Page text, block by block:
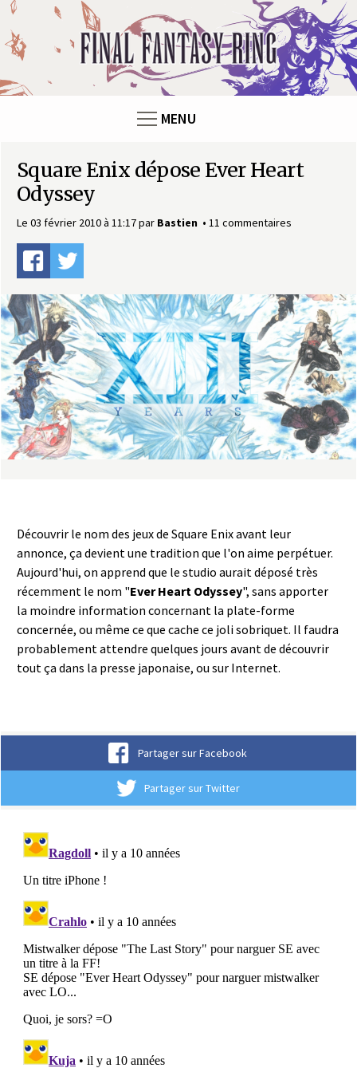
F
n
n
t
a
s
y
MENU
Square Enix dépose Ever Heart
Odyssey
Le 03 février 2010 à 11:17par Bastien 11 commentaires
Découvrir le nom des jeux de Square Enix avant leur
annonce, ça devient une tradition que l'on aime perpétuer.
Aujourd'hui, on apprend que le studio aurait déposé très
récemment le nom "Ever Heart Odyssey", sans apporter
la moindre information concernant la plate-forme
concernée, ou même ce que cache ce joli sobriquet. Il faudra
probablement attendre quelques jours avant de découvrir
tout ça dans la presse japonaise, ou sur Internet.
Partager sur Facebook
Partager sur Twitter
Panneau de gestion des cookies